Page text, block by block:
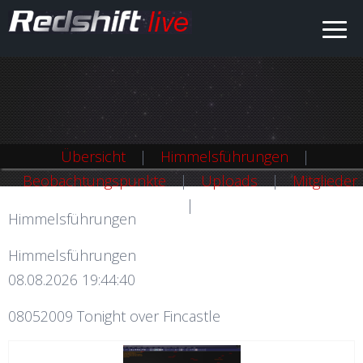
Übersicht
Himmelsführungen
Beobachtungspunkte
Uploads
Mitglieder
Himmelsführungen
Himmelsführungen
08.08.2026 19:44:40
08052009 Tonight over Fincastle